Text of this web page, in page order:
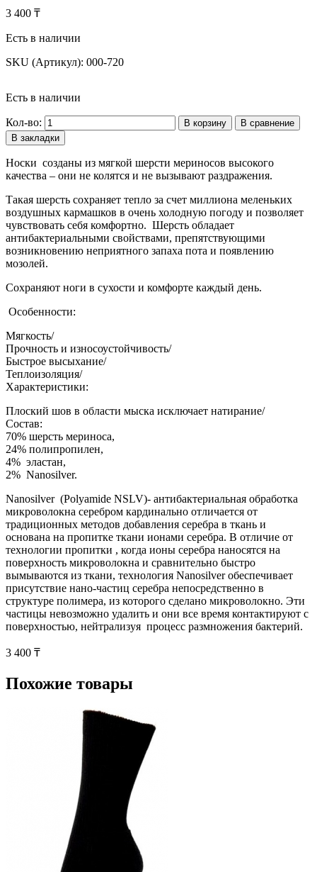
3 400 ₸
Есть в наличии
SKU (Артикул): 000-720
Есть в наличии
Кол-во: В корзину
В сравнение
В закладки
Носки созданы из мягкой шерсти мериносов высокого
качества – они не колятся и не вызывают раздражения.
Такая шерсть сохраняет тепло за счет миллиона меленьких
воздушных кармашков в очень холодную погоду и позволяет
чувствовать себя комфортно. Шерсть обладает
антибактериальными свойствами, препятствующими
возникновению неприятного запаха пота и появлению
мозолей.
Сохраняют ноги в сухости и комфорте каждый день.
Особенности:
Мягкость/
Прочность и износоустойчивость/
Быстрое высыхание/
Теплоизоляция/
Характеристики:
Плоский шов в области мыска исключает натирание/
Состав:
70% шерсть мериноса,
24% полипропилен,
4% эластан,
2% Nanosilver.
Nanosilver (Polyamide NSLV)- антибактериальная обработка
микроволокна серебром кардинально отличается от
традиционных методов добавления серебра в ткань и
основана на пропитке ткани ионами серебра. В отличие от
технологии пропитки , когда ионы серебра наносятся на
поверхность микроволокна и сравнительно быстро
вымываются из ткани, технология Nanosilver обеспечивает
присутствие нано-частиц серебра непосредственно в
структуре полимера, из которого сделано микроволокно. Эти
частицы невозможно удалить и они все время контактируют с
поверхностью, нейтрализуя процесс размножения бактерий.
3 400 ₸
Похожие товары